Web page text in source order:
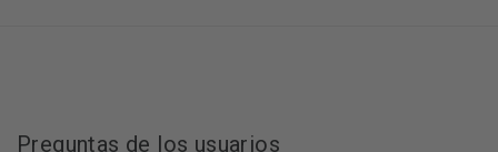
Preguntas de los usuarios